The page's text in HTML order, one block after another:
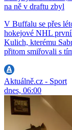
na ně v draftu zbyl
V Buffalu se přes
hokejové NHL
Kulich, kterému
přitom smiřovali s
Aktuálně.cz - Sport
dnes, 06:00